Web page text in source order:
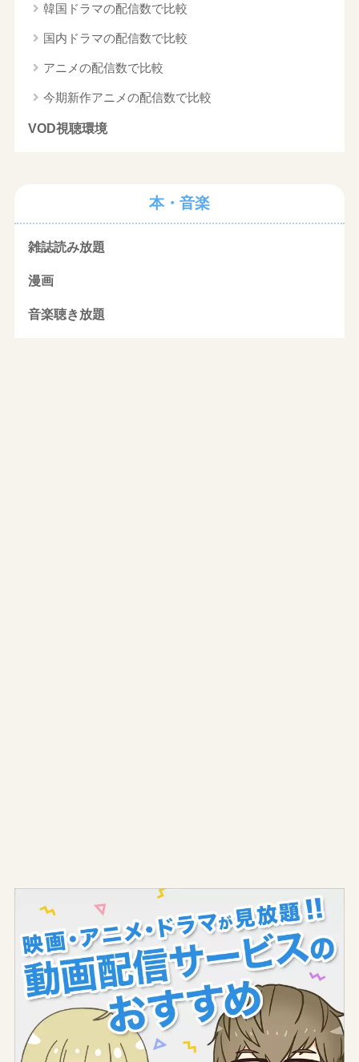
韓国ドラマの配信数で比較
国内ドラマの配信数で比較
アニメの配信数で比較
今期新作アニメの配信数で比較
VOD視聴環境
本・音楽
雑誌読み放題
漫画
音楽聴き放題